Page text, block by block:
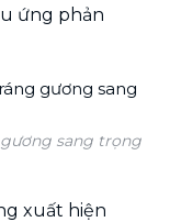
ứng phản
sang trọng
xuất hiện